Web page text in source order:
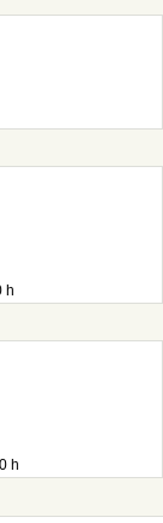
h
h